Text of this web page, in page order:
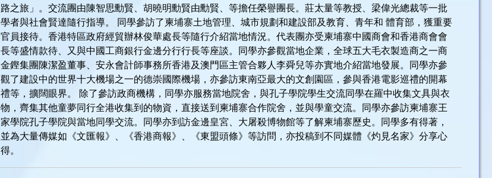
路之旅」。交流團由陳智思勳賢、胡曉明勳賢由勳賢、等擔任榮譽團長。莊太量等教授、梁偉光總裁等一批
學者與社會賢達隨行指導。 同學參訪了柬埔寨土地管理、城市規劃和建設部及教育、青年和 體育部，獲重要
官員接待。香港特區政府經貿辦林俊華處長等隨行介紹當地情況。代表團亦受柬埔寨中國商會和香港商會會
長等盛情款待、又與中國工商銀行金邊分行行長等座談。同學亦參觀當地企業，全球五大毛衣製造商之一商
金鏗集團陳潔盈董事、安永會計師事務所香港及澳門區主管合夥人李舜兒等亦實地介紹當地發展。同學亦參
觀了建設中的世界十大機場之一的德崇國際機場，亦參訪東南亞最大的文創園區，參與香港電影巡禮的開幕
禮等，擴闊眼界。 除了參訪政商機構，同學亦服務當地院舍，與孔子學院學生交流同學在羅中收集文具與衣
物，齊集其他童夢同行全港收集到的物資，直接送到柬埔寨合作院舍，並與學童交流。同學亦參訪柬埔寨王
家學院孔子學院與當地同學交流。同學亦到訪金邊皇宮、大屠殺博物館等了解柬埔寨歷史。同學多有得著，
並為大量傳媒如《文匯報》、《香港商報》、《東盟頭條》等訪問，亦投稿到不同媒體《灼見名家》分享心
得。